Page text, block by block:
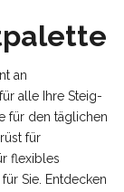
an
alle Ihre Steig-
für den täglichen
für
flexibles
Sie. Entdecken